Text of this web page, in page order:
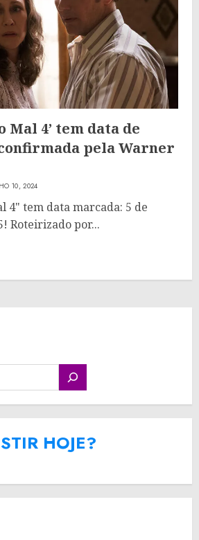
Mal 4’ tem data de
pela Warner
10, 2024
4" tem data marcada: 5 de
Roteirizado por...
HOJE?